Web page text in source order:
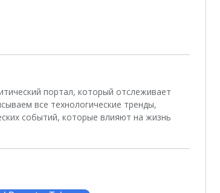
портал, который отслеживает
все технологические тренды,
событий, которые влияют на жизнь